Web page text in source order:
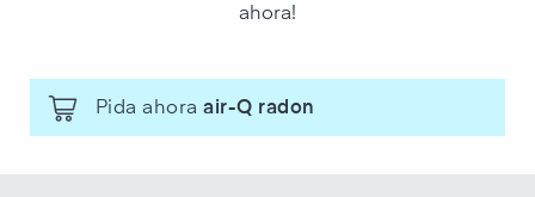
ahora!
Pida ahoraair-Q radon